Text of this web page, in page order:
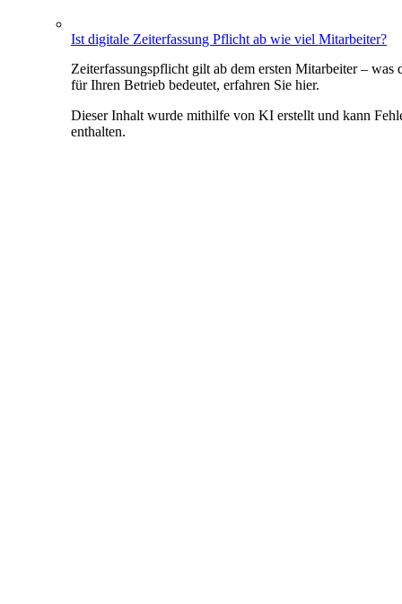
Ist digitale Zeiterfassung Pflicht ab wie viel Mitarbeiter?
Zeiterfassungspflicht gilt ab dem ersten Mitarbeiter – was
für Ihren Betrieb bedeutet, erfahren Sie hier.
Dieser Inhalt wurde mithilfe von KI erstellt und kann
enthalten.